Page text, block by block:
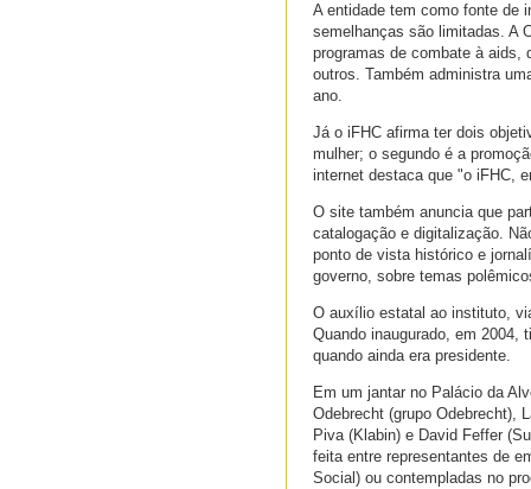
A entidade tem como fonte de
semelhanças são limitadas. A
programas de combate à aids,
outros. Também administra
ano.
Já o iFHC afirma ter dois
mulher; o segundo é a
internet destaca que "o iFHC,
O site também anuncia que
catalogação e digitalização.
ponto de vista histórico e
governo, sobre temas
O auxílio estatal ao instituto,
Quando inaugurado, em 2004,
quando ainda era presidente.
Em um jantar no Palácio da
Odebrecht (grupo Odebrecht),
Piva (Klabin) e David Feffer
feita entre representantes de
Social) ou contempladas no